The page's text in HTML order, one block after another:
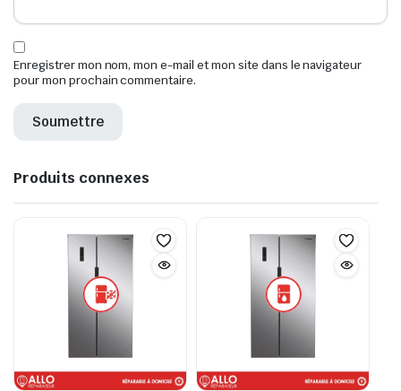
Enregistrer mon nom, mon e-mail et mon site dans le navigateur
pour mon prochain commentaire.
Produits connexes